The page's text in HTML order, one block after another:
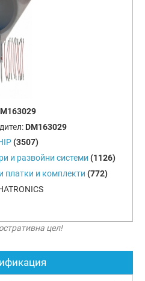
DM163029
(3507)
и развойни системи (1126)
платки и комплекти (772)
цел!